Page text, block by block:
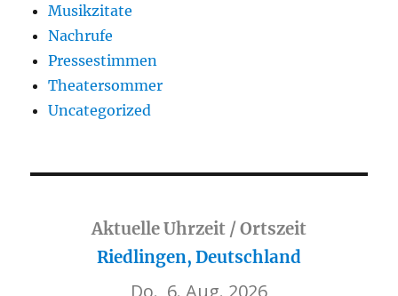
Musikzitate
Nachrufe
Pressestimmen
Theatersommer
Uncategorized
Aktuelle Uhrzeit / Ortszeit
Riedlingen, Deutschland